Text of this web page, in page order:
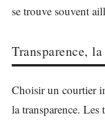
se trouve souvent
Transparence,
Choisir un courtier
la transparence.